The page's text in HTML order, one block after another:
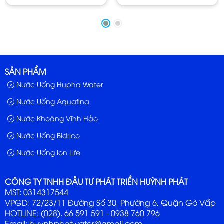
Các loại Nước uống Bidrico mà Huỳnh Phát Water
CÔNG TY TNHH ĐẦU TƯ PHÁT TRIỂN HUỲNH PHÁT
MST: 0314317544
VPGD: 72/23/11 Đường Số 30, Phường 6, Quận Gò Vấp
HOTLINE: (028). 66 591 591 - 0938 760 796
SẢN PHẨM
Nước Uống Hupha Water
Nước Uống Aquafina
Nước Khoáng Vĩnh Hảo
Nước Uống Bidrico
Nước Uống Ion Life